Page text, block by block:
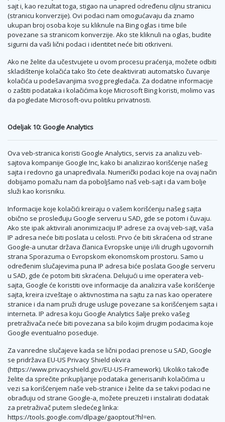
sajt i, kao rezultat toga, stigao na unapred određenu ciljnu stranicu
(stranicu konverzije). Ovi podaci nam omogućavaju da znamo
ukupan broj osoba koje su kliknule na Bing oglas i time bile
povezane sa stranicom konverzije. Ako ste kliknuli na oglas, budite
sigurni da vaši lični podaci i identitet neće biti otkriveni.
Ako ne želite da učestvujete u ovom procesu praćenja, možete odbiti
skladištenje kolačića tako što ćete deaktivirati automatsko čuvanje
kolačića u podešavanjima svog pregledača. Za dodatne informacije
o zaštiti podataka i kolačićima koje Microsoft Bing koristi, molimo vas
da pogledate Microsoft-ovu politiku privatnosti.
Odeljak 10: Google Analytics
Ova veb-stranica koristi Google Analytics, servis za analizu veb-
sajtova kompanije Google Inc, kako bi analizirao korišćenje našeg
sajta i redovno ga unapređivala. Numerički podaci koje na ovaj način
dobijamo pomažu nam da poboljšamo naš veb-sajt i da vam bolje
služi kao korisniku.
Informacije koje kolačići kreiraju o vašem korišćenju našeg sajta
obično se prosleđuju Google serveru u SAD, gde se potom i čuvaju.
Ako ste ipak aktivirali anonimizaciju IP adrese za ovaj veb-sajt, vaša
IP adresa neće biti poslata u celosti. Prvo će biti skraćena od strane
Google-a unutar država članica Evropske unije i/ili drugih ugovornih
strana Sporazuma o Evropskom ekonomskom prostoru. Samo u
određenim slučajevima puna IP adresa biće poslata Google serveru
u SAD, gde će potom biti skraćena. Delujući u ime operatera veb-
sajta, Google će koristiti ove informacije da analizira vaše korišćenje
sajta, kreira izveštaje o aktivnostima na sajtu za nas kao operatere
stranice i da nam pruži druge usluge povezane sa korišćenjem sajta i
interneta. IP adresa koju Google Analytics šalje preko vašeg
pretraživača neće biti povezana sa bilo kojim drugim podacima koje
Google eventualno poseduje.
Za vanredne slučajeve kada se lični podaci prenose u SAD, Google
se pridržava EU-US Privacy Shield okvira
(https://www.privacyshield.gov/EU-US-Framework). Ukoliko takođe
želite da sprečite prikupljanje podataka generisanih kolačićima u
vezi sa korišćenjem naše veb-stranice i želite da se takvi podaci ne
obrađuju od strane Google-a, možete preuzeti i instalirati dodatak
za pretraživač putem sledećeg linka:
https://tools.google.com/dlpage/gaoptout?hl=en.